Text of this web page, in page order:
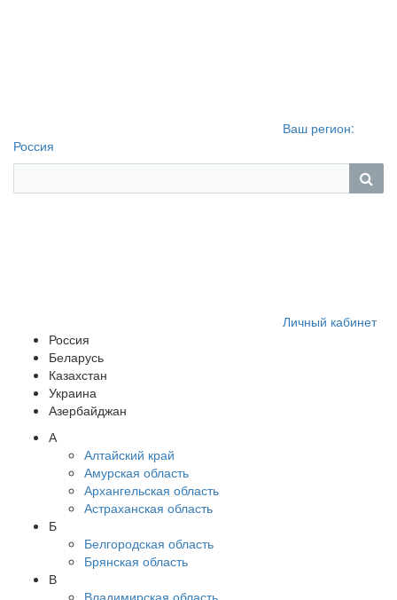
Ваш регион:
Россия
Личный кабинет
Россия
Беларусь
Казахстан
Украина
Азербайджан
А
Алтайский край
Амурская область
Архангельская область
Астраханская область
Б
Белгородская область
Брянская область
В
Владимирская область